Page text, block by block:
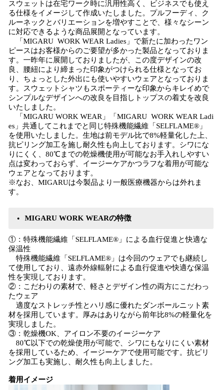
スウェットは在宅ワーク時に汎用性高く、ビジネスでも使え
る仕様をイメージして作成いたしました。プルフーディ、ク
ルーネックとバリエーションを増やすことで、様々なシーン
に対応できるような商品展開となっています。
「MIGARU WORK WEAR Ladies」で新たに加わったワン
ピースはお客様からのご要望が多かった製品となっておりま
す。一昨年に展開しておりましたが、この度デザインの改
良、腰紐により締まった印象がつけられる仕様となってお
り、ちょっとした外出にも使いやすいウェアとなっておりま
す。スウェットシャツもスポーティーな印象からキレイめで
シンプルなデザインへの改良を目指しトップスの着丈を改良
いたしました。
「MIGARU WORK WEAR」「MIGARU WORK WEAR Ladi
es」共通してこれまでと同じ特殊機能繊維「SELFLAME®︎」
を使用いたしました。生地は前モデル比で8%軽量化した上、
抗ピリング加工を施し耐久性も向上しております。シワにな
りにくく、80℃までの乾燥機使用が可能なお手入れしやすい
点は変わっておらず、イージーケアかつラフな着用が可能な
ウェアとなっております。
※なお、MIGARUは今製品より一般医療機器からは外れま
す。
MIGARU WORK WEARの特徴
①：特殊機能繊維「SELFLAME®︎」による血行促進と快適な
保温性
特殊機能繊維「SELFLAME®︎」は今回のウェアでも継続し
て使用しており、遠赤外線輻射による血行促進や快適な保温
性を実現しております。
②：こだわりの素材で、軽さとデザイン性の両方にこだわっ
たウェア
適度なストレッチ性とハリ感に優れたダンボールニット素
材を採用しています。厚みはありながら前年比8%の軽量化を
実現しました。
③：乾燥機OK、アイロン不要のイージーケア
80℃以下での乾燥使用が可能で、シワにもなりにくい素材
を採用しているため、イージーケアで使用可能です。抗ピリ
ング加工も実施し、耐久性も向上しました。
着用イメージ